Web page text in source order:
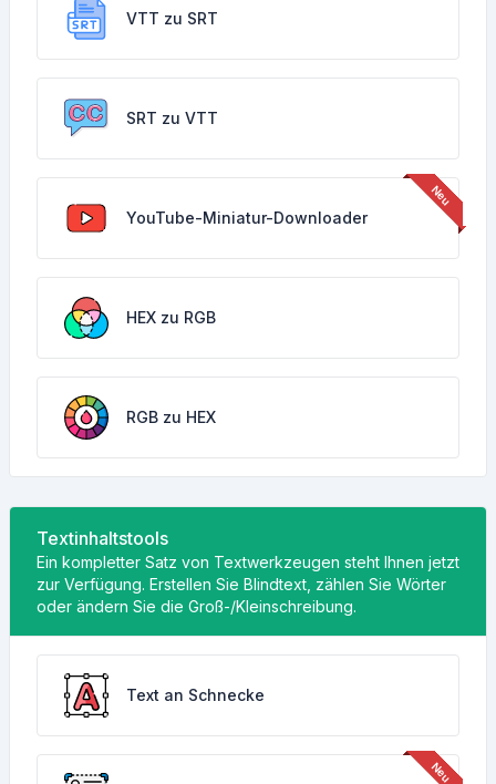
VTT zu SRT
SRT zu VTT
YouTube-Miniatur-Downloader
HEX zu RGB
RGB zu HEX
Textinhaltstools
Ein kompletter Satz von Textwerkzeugen steht Ihnen jetzt
zur Verfügung. Erstellen Sie Blindtext, zählen Sie Wörter
oder ändern Sie die Groß-/Kleinschreibung.
Text an Schnecke